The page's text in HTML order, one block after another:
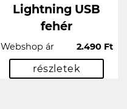
Lightning USB
fehér
Webshop ár 2.490 Ft
részletek